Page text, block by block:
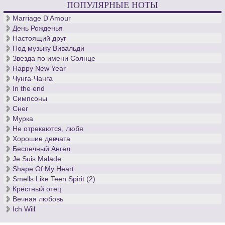
Дебюсси обладал превосходным зрением.
Беспокойные британские ученые исследовали воздействие
различных музыкальных произведений на организм
человека. Так вот, если вы нервничаете, и при этом
являетесь человеком, вам лучше всего
луны»Клода Дебюсси. Разучив лунное произведение, вы
успокоитесь, что до сих пор не удается британским ученым,
не знающим ноты классической музыки.
ПОПУЛЯРНЫЕ НОТЫ
Marriage D'Amour
День Рожденья
Настоящий друг
Под музыку Вивальди
Звезда по имени Солнце
Happy New Year
Чунга-Чанга
In the end
Симпсоны
Снег
Мурка
Не отрекаются, любя
Хорошие девчата
Беспечный Ангел
Je Suis Malade
Shape Of My Heart
Smells Like Teen Spirit (2)
Крёстный отец
Вечная любовь
Ich Will